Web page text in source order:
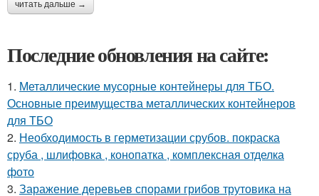
читать дальше →
Последние обновления на сайте:
1. Металлические мусорные контейнеры для ТБО.
Основные преимущества металлических контейнеров
для ТБО
2. Необходимость в герметизации срубов. покраска
сруба , шлифовка , конопатка , комплексная отделка
фото
3. Заражение деревьев спорами грибов трутовика на